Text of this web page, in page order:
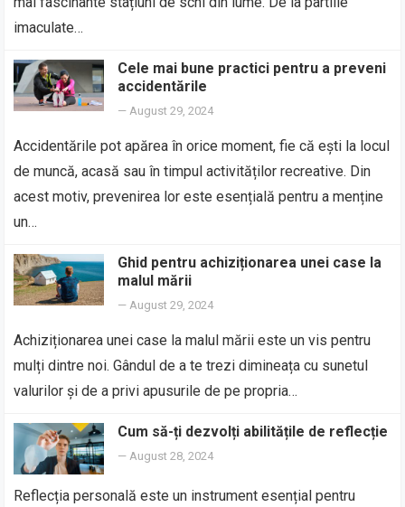
imaculate…
Cele mai bune practici pentru a preveni
accidentările
—August 29, 2024
Accidentările pot apărea în orice moment, fie că ești la locul
de muncă, acasă sau în timpul activităților recreative. Din
acest motiv, prevenirea lor este esențială pentru a menține
un…
Ghid pentru achiziționarea unei case la
malul mării
—August 29, 2024
Achiziționarea unei case la malul mării este un vis pentru
mulți dintre noi. Gândul de a te trezi dimineața cu sunetul
valurilor și de a privi apusurile de pe propria…
Cum să-ți dezvolți abilitățile de reflecție
—August 28, 2024
Reflecția personală este un instrument esențial pentru